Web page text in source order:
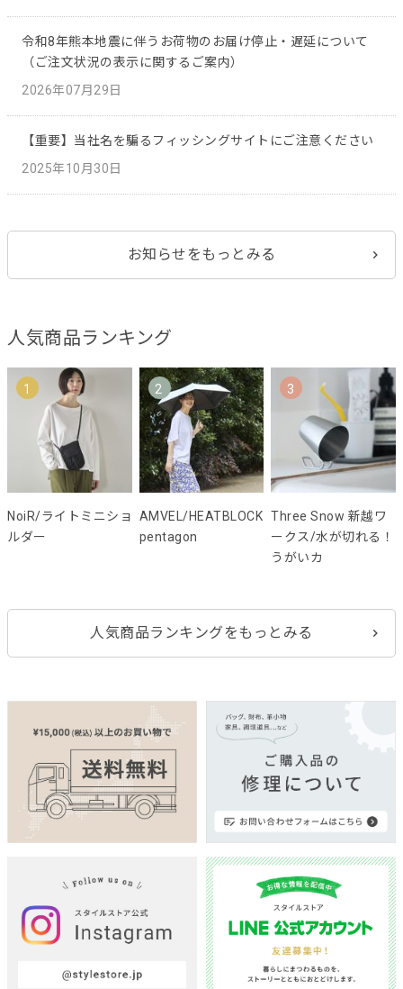
令和8年熊本地震に伴うお荷物のお届け停止・遅延について
（ご注文状況の表示に関するご案内）
2026年07月29日
【重要】当社名を騙るフィッシングサイトにご注意ください
2025年10月30日
お知らせをもっとみる
人気商品ランキング
1
NoiR/ライトミニショ
ルダー
2
AMVEL/HEATBLOCK
pentagon
3
Three Snow 新越ワ
ークス/水が切れる！
うがいカ
人気商品ランキングをもっとみる